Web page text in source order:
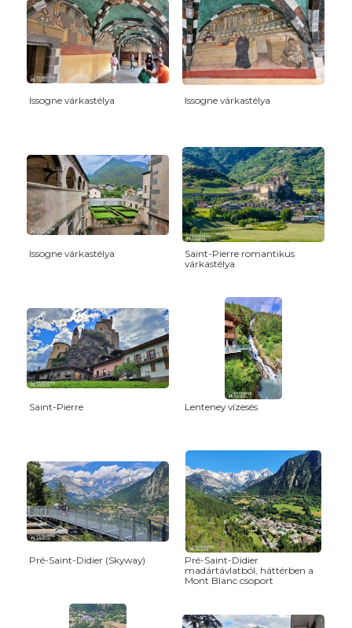
Issogne várkastélya Issogne várkastélya
Issogne várkastélya
Saint-Pierre romantikus
várkastélya
Saint-Pierre Lenteney vízesés
Pré-Saint-Didier (Skyway)
Pré-Saint-Didier
madártávlatból, háttérben a
Mont Blanc csoport